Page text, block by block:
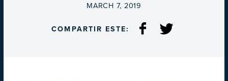
ON
MARCH 7, 2019
COMPARTIR ESTE: